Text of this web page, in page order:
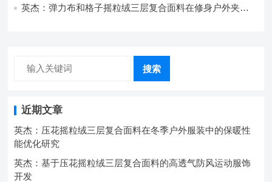
英杰：弹力布和格子摇粒绒三层复合面料在修身户外夹克
搜索
近期文章
英杰：压花摇粒绒三层复合面料在冬季户外服装中的保暖性
能优化研究
英杰：基于压花摇粒绒三层复合面料的高透气防风运动服饰
开发